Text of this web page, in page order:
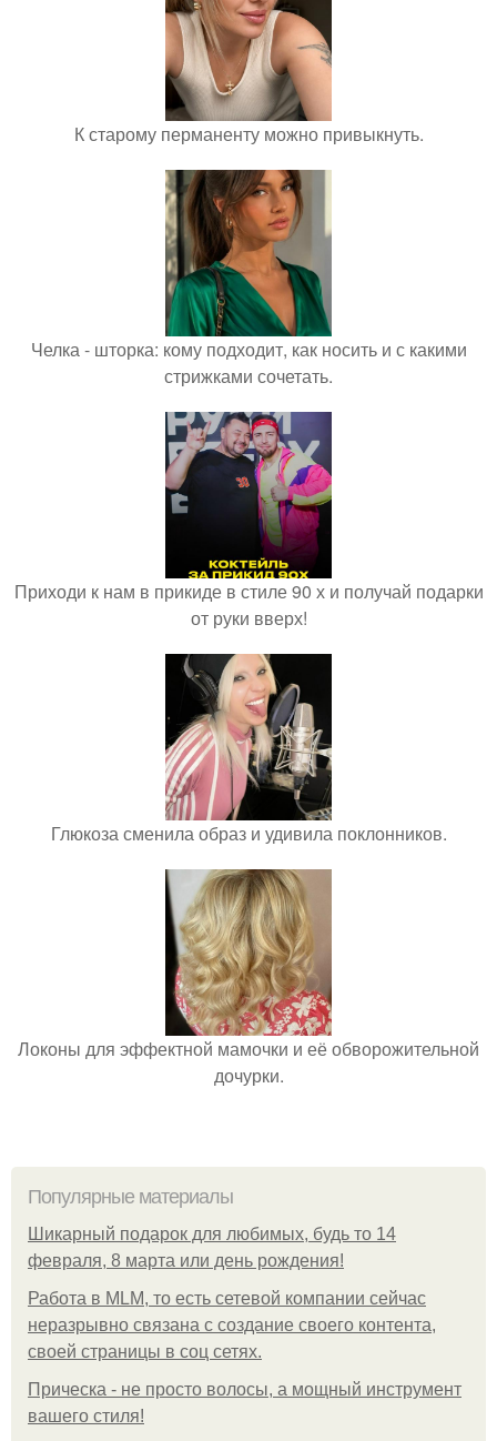
К старому перманенту можно привыкнуть.
Челка - шторка: кому подходит, как носить и с какими
стрижками сочетать.
Приходи к нам в прикиде в стиле 90 х и получай подарки
от руки вверх!
Глюкоза сменила образ и удивила поклонников.
Локоны для эффектной мамочки и её обворожительной
дочурки.
Популярные материалы
Шикарный подарок для любимых, будь то 14
февраля, 8 марта или день рождения!
Работа в MLM, то есть сетевой компании сейчас
неразрывно связана с создание своего контента,
своей страницы в соц сетях.
Прическа - не просто волосы, а мощный инструмент
вашего стиля!